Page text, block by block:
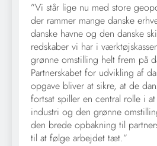
”Vi står lige nu med store
der rammer mange danske
danske havne og den danske
redskaber vi har i
grønne omstilling helt frem på
Partnerskabet for udvikling af
opgave bliver at sikre, at de
fortsat spiller en central rolle i
industri og den grønne
den brede opbakning til
til at følge arbejdet tæt.”